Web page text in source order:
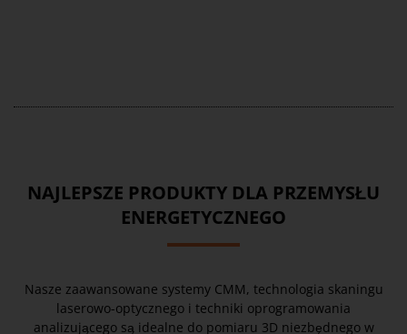
NAJLEPSZE PRODUKTY DLA PRZEMYSŁU
ENERGETYCZNEGO
Nasze zaawansowane systemy CMM, technologia skaningu
laserowo-optycznego i techniki oprogramowania
analizującego są idealne do pomiaru 3D niezbędnego w